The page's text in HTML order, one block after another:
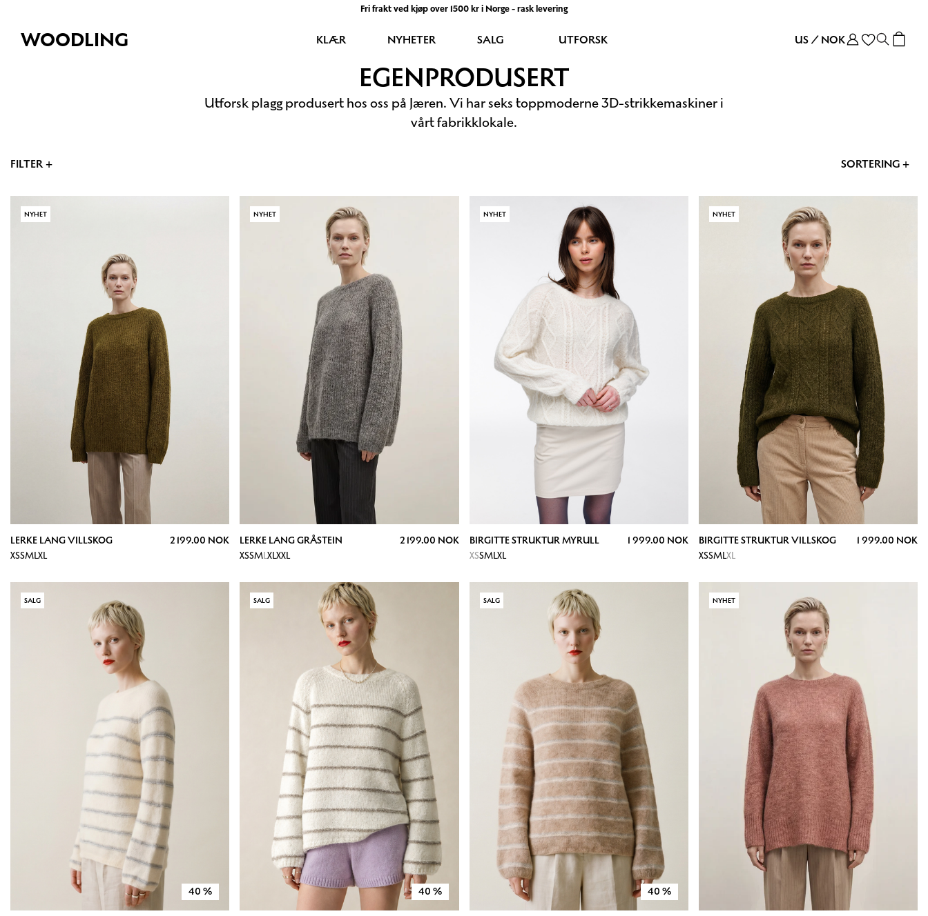
Fri frakt ved kjøp over 1500 kr i Norge - rask levering
WOODLING KLÆR NYHETER SALG UTFORSK US / NOK
EGENPRODUSERT
Utforsk plagg produsert hos oss på Jæren. Vi har seks toppmoderne 3D-strikkemaskiner i
vårt fabrikklokale.
FILTER + SORTERING +
NYHET
LERKE LANG VILLSKOG
2 199.00 NOK
XSSMLXL
NYHET
LERKE LANG GRÅSTEIN
2 199.00 NOK
XSSMLXLXXL
NYHET
BIRGITTE STRUKTUR MYRULL
1 999.00 NOK
XSSMLXL
NYHET
BIRGITTE STRUKTUR VILLSKOG
1 999.00 NOK
XSSMLXL
40 %
SALG
40 %
SALG
40 %
SALG NYHET